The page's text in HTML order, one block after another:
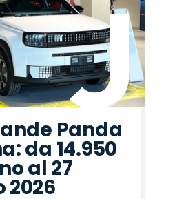
Panda
da 14.950
al 27
2026